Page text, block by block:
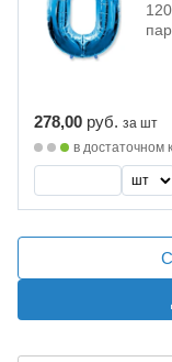
278,00 руб. за шт
в достаточном